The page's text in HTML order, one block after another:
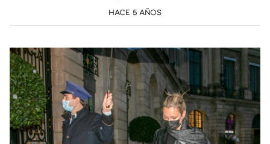
HACE 5 AÑOS